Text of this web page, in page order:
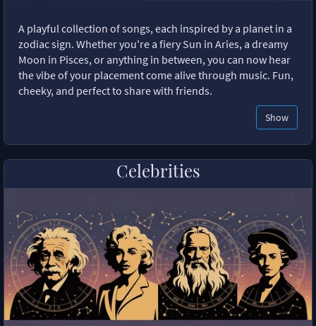
A playful collection of songs, each inspired by a planet in a
zodiac sign. Whether you're a fiery Sun in Aries, a dreamy
Moon in Pisces, or anything in between, you can now hear
the vibe of your placement come alive through music. Fun,
cheeky, and perfect to share with friends.
Show
Celebrities